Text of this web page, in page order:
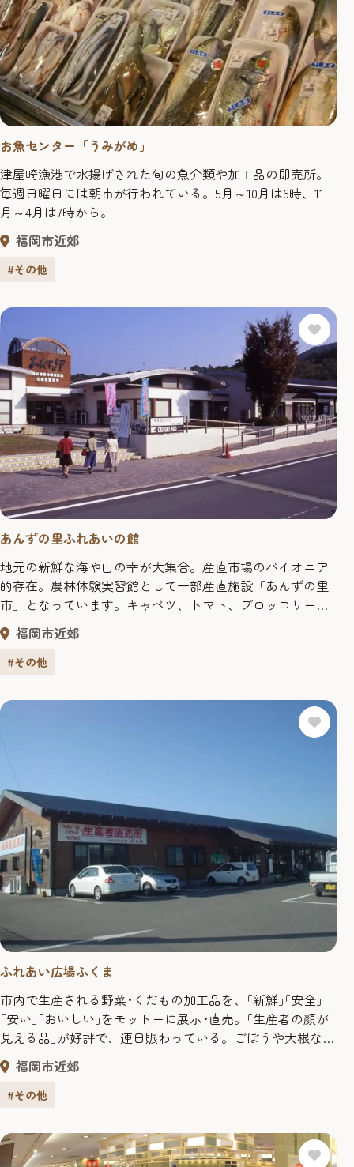
お魚センター「うみがめ」
津屋崎漁港で水揚げされた旬の魚介類や加工品の即売所。
毎週日曜日には朝市が行われている。5月～10月は6時、11
月～4月は7時から。
福岡市近郊
#その他
あんずの里ふれあいの館
地元の新鮮な海や山の幸が大集合。産直市場のパイオニア
的存在。農林体験実習館として一部産直施設「あんずの里
市」となっています。キャベツ、トマト、ブロッコリー、
カリフラワーなどが人気。
福岡市近郊
#その他
ふれあい広場ふくま
市内で生産される野菜･くだもの加工品を、｢新鮮｣｢安全｣
｢安い｣｢おいしい｣をモットーに展示･直売。｢生産者の顔が
見える品｣が好評で、連日賑わっている。ごぼうや大根な
ど、根ものが特に人気。
福岡市近郊
#その他